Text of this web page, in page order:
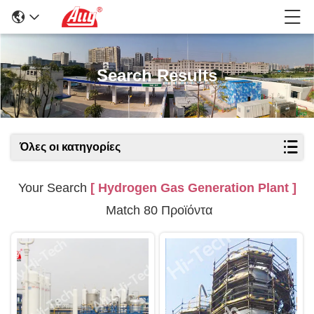
Search Results
Όλες οι κατηγορίες
Your Search [ Hydrogen Gas Generation Plant ]
Match 80 Προϊόντα